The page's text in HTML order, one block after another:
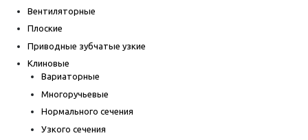
Вентиляторные
Плоские
Приводные зубчатые узкие
Клиновые
Вариаторные
Многоручьевые
Нормального сечения
Узкого сечения